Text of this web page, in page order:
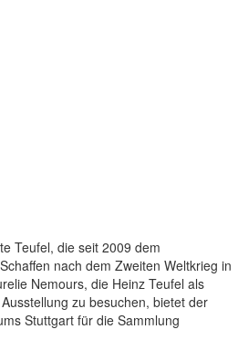
Teufel, die seit 2009 dem
nach dem Zweiten Weltkrieg in
Nemours, die Heinz Teufel als
zu besuchen, bietet der
Stuttgart für die Sammlung